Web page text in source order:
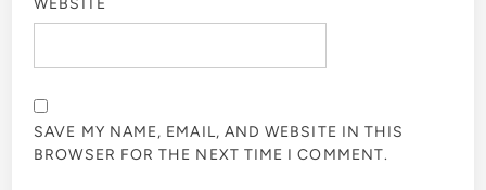
SAVE MY NAME, EMAIL, AND WEBSITE IN THIS
BROWSER FOR THE NEXT TIME I COMMENT.